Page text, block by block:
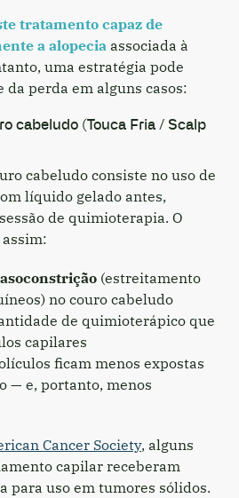
tratamento capaz de
a alopecia associada à
uma estratégia pode
perda em alguns casos:
cabeludo (Touca Fria / Scalp
cabeludo consiste no uso de
líquido gelado antes,
de quimioterapia. O
(estreitamento
no couro cabeludo
de quimioterápico que
capilares
ficam menos expostas
— e, portanto, menos
Cancer Society, alguns
capilar receberam
para uso em tumores sólidos.